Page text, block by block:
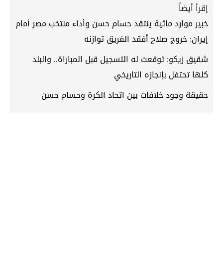
إقرأ أيضاً
خبير موارد مائية ينتقد حسام حسن وأداء منتخب مصر أمام
إيران: خروج صلاح أفقد الفريق توازنه
شقيق زيكو: توقعت له التسجيل قبل المباراة.. والبلد
كلها تحتفل بإنجازه التاريخي
حقيقة وجود خلافات بين اتحاد الكرة وحسام حسن